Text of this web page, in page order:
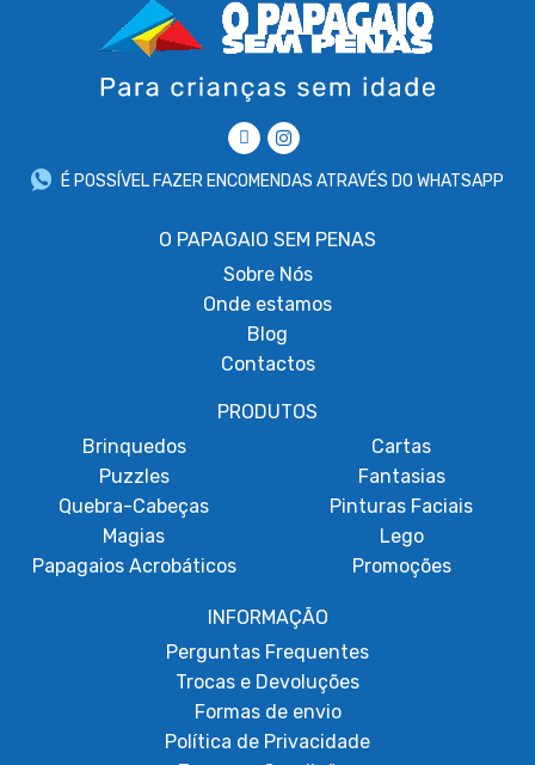
É POSSÍVEL FAZER ENCOMENDAS ATRAVÉS DO WHATSAPP
O PAPAGAIO SEM PENAS
Sobre Nós
Onde estamos
Blog
Contactos
PRODUTOS
Brinquedos
Puzzles
Quebra-Cabeças
Magias
Papagaios Acrobáticos
Cartas
Fantasias
Pinturas Faciais
Lego
Promoções
INFORMAÇÃO
Perguntas Frequentes
Trocas e Devoluções
Formas de envio
Política de Privacidade